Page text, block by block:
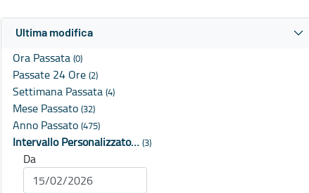
Ultima modifica
Ora Passata (0)
Passate 24 Ore (2)
Settimana Passata (4)
Mese Passato (32)
Anno Passato (475)
Intervallo Personalizzato… (3)
Da